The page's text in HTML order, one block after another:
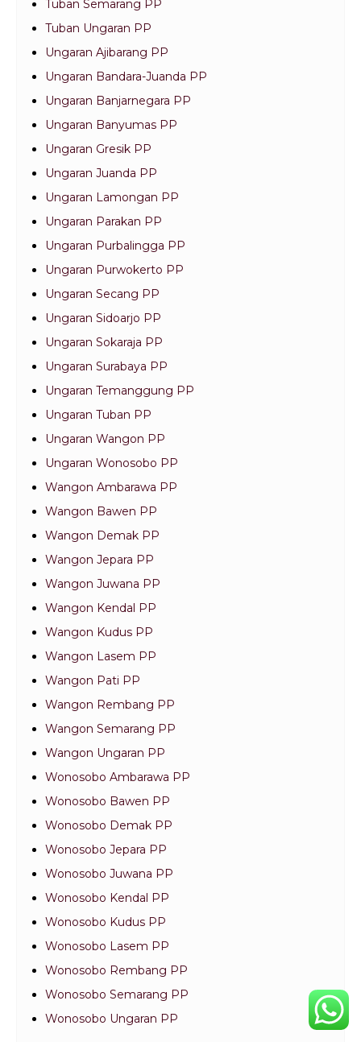
Tuban Semarang PP
Tuban Ungaran PP
Ungaran Ajibarang PP
Ungaran Bandara-Juanda PP
Ungaran Banjarnegara PP
Ungaran Banyumas PP
Ungaran Gresik PP
Ungaran Juanda PP
Ungaran Lamongan PP
Ungaran Parakan PP
Ungaran Purbalingga PP
Ungaran Purwokerto PP
Ungaran Secang PP
Ungaran Sidoarjo PP
Ungaran Sokaraja PP
Ungaran Surabaya PP
Ungaran Temanggung PP
Ungaran Tuban PP
Ungaran Wangon PP
Ungaran Wonosobo PP
Wangon Ambarawa PP
Wangon Bawen PP
Wangon Demak PP
Wangon Jepara PP
Wangon Juwana PP
Wangon Kendal PP
Wangon Kudus PP
Wangon Lasem PP
Wangon Pati PP
Wangon Rembang PP
Wangon Semarang PP
Wangon Ungaran PP
Wonosobo Ambarawa PP
Wonosobo Bawen PP
Wonosobo Demak PP
Wonosobo Jepara PP
Wonosobo Juwana PP
Wonosobo Kendal PP
Wonosobo Kudus PP
Wonosobo Lasem PP
Wonosobo Rembang PP
Wonosobo Semarang PP
Wonosobo Ungaran PP